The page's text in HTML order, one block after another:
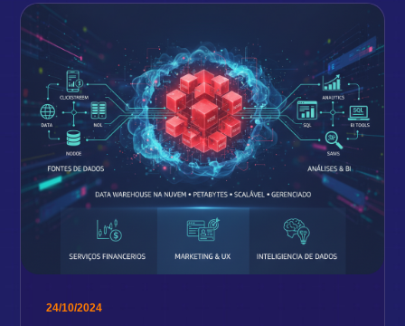
24/10/2024